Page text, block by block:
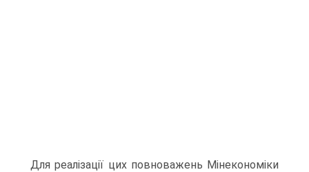
Для реалізації цих повноважень Мінекономіки